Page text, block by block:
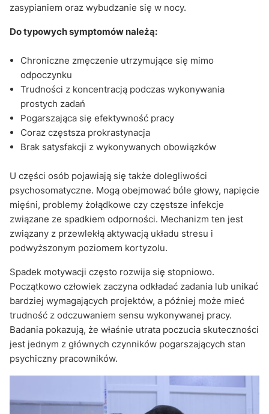
zasypianiem oraz wybudzanie się w nocy.
Do typowych symptomów należą:
Chroniczne zmęczenie utrzymujące się mimo
odpoczynku
Trudności z koncentracją podczas wykonywania
prostych zadań
Pogarszająca się efektywność pracy
Coraz częstsza prokrastynacja
Brak satysfakcji z wykonywanych obowiązków
U części osób pojawiają się także dolegliwości
psychosomatyczne. Mogą obejmować bóle głowy, napięcie
mięśni, problemy żołądkowe czy częstsze infekcje
związane ze spadkiem odporności. Mechanizm ten jest
związany z przewlekłą aktywacją układu stresu i
podwyższonym poziomem kortyzolu.
Spadek motywacji często rozwija się stopniowo.
Początkowo człowiek zaczyna odkładać zadania lub unikać
bardziej wymagających projektów, a później może mieć
trudność z odczuwaniem sensu wykonywanej pracy.
Badania pokazują, że właśnie utrata poczucia skuteczności
jest jednym z głównych czynników pogarszających stan
psychiczny pracowników.